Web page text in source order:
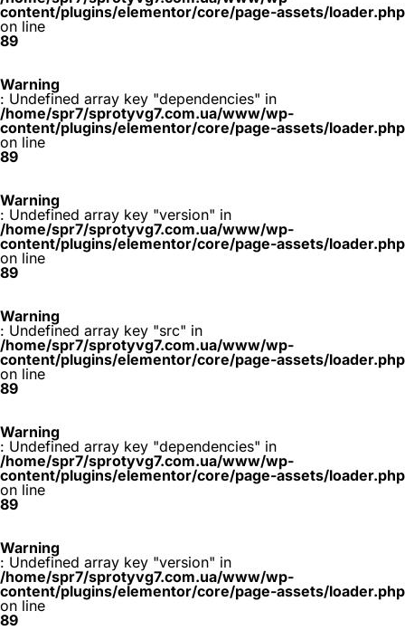
content/plugins/elementor/core/page-assets/loader.php
on line
89
Warning
: Undefined array key "dependencies" in
/home/spr7/sprotyvg7.com.ua/www/wp-
content/plugins/elementor/core/page-assets/loader.php
on line
89
Warning
: Undefined array key "version" in
/home/spr7/sprotyvg7.com.ua/www/wp-
content/plugins/elementor/core/page-assets/loader.php
on line
89
Warning
: Undefined array key "src" in
/home/spr7/sprotyvg7.com.ua/www/wp-
content/plugins/elementor/core/page-assets/loader.php
on line
89
Warning
: Undefined array key "dependencies" in
/home/spr7/sprotyvg7.com.ua/www/wp-
content/plugins/elementor/core/page-assets/loader.php
on line
89
Warning
: Undefined array key "version" in
/home/spr7/sprotyvg7.com.ua/www/wp-
content/plugins/elementor/core/page-assets/loader.php
on line
89